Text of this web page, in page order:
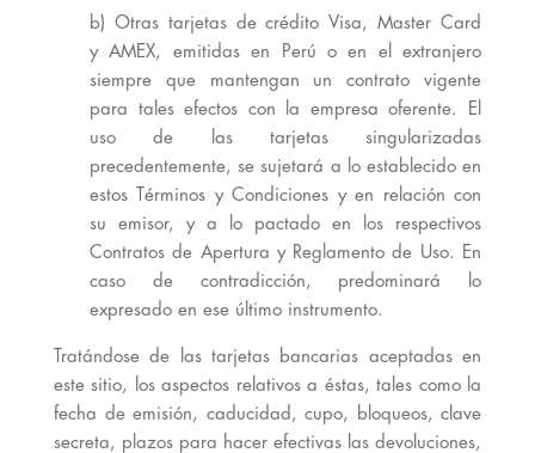
b) Otras tarjetas de crédito Visa, Master Card
y AMEX, emitidas en Perú o en el extranjero
siempre que mantengan un contrato vigente
para tales efectos con la empresa oferente. El
uso de las tarjetas singularizadas
precedentemente, se sujetará a lo establecido en
estos Términos y Condiciones y en relación con
su emisor, y a lo pactado en los respectivos
Contratos de Apertura y Reglamento de Uso. En
caso de contradicción, predominará lo
expresado en ese último instrumento.
Tratándose de las tarjetas bancarias aceptadas en
este sitio, los aspectos relativos a éstas, tales como la
fecha de emisión, caducidad, cupo, bloqueos, clave
secreta, plazos para hacer efectivas las devoluciones,